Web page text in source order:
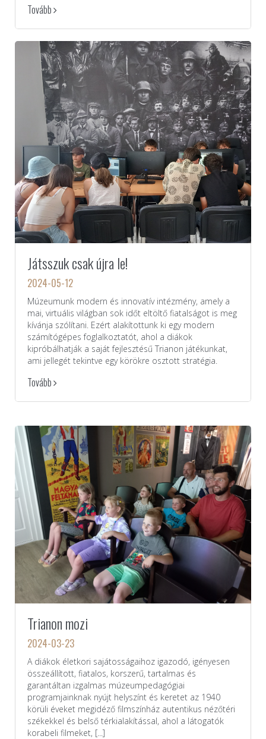
Tovább
Játsszuk csak újra le!
2024-05-12
Múzeumunk modern és innovatív intézmény, amely a
mai, virtuális világban sok időt eltöltő fiatalságot is meg
kívánja szólítani. Ezért alakítottunk ki egy modern
számítógépes foglalkoztatót, ahol a diákok
kipróbálhatják a saját fejlesztésű Trianon játékunkat,
ami jellegét tekintve egy körökre osztott stratégia.
Tovább
Trianon mozi
2024-03-23
A diákok életkori sajátosságaihoz igazodó, igényesen
összeállított, fiatalos, korszerű, tartalmas és
garantáltan izgalmas múzeumpedagógiai
programjainknak nyújt helyszínt és keretet az 1940
körüli éveket megidéző filmszínház autentikus nézőtéri
székekkel és belső térkialakítással, ahol a látogatók
korabeli filmeket, [...]